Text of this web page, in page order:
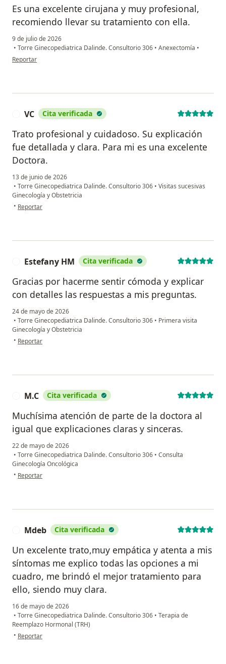
Es una excelente cirujana y muy profesional,
recomiendo llevar su tratamiento con ella.
9 de julio de 2026
• Torre Ginecopediatrica Dalinde. Consultorio 306 • Anexectomía •
en opinión del usuario Ana Rosi
Reportar
VC Cita verificada
Trato profesional y cuidadoso. Su explicación
fue detallada y clara. Para mi es una excelente
Doctora.
13 de junio de 2026
• Torre Ginecopediatrica Dalinde. Consultorio 306 • Visitas sucesivas
Ginecología y Obstetricia
• en opinión del usuario VC
Reportar
Estefany HM Cita verificada
Gracias por hacerme sentir cómoda y explicar
con detalles las respuestas a mis preguntas.
24 de mayo de 2026
• Torre Ginecopediatrica Dalinde. Consultorio 306 • Primera visita
Ginecología y Obstetricia
• en opinión del usuario Estefany HM
Reportar
M.C Cita verificada
Muchísima atención de parte de la doctora al
igual que explicaciones claras y sinceras.
22 de mayo de 2026
• Torre Ginecopediatrica Dalinde. Consultorio 306 • Consulta
Ginecología Oncológica
• en opinión del usuario M.C
Reportar
Mdeb Cita verificada
Un excelente trato,muy empática y atenta a mis
síntomas me explico todas las opciones a mi
cuadro, me brindó el mejor tratamiento para
ello, siendo muy clara.
16 de mayo de 2026
• Torre Ginecopediatrica Dalinde. Consultorio 306 • Terapia de
Reemplazo Hormonal (TRH)
• en opinión del usuario Mdeb
Reportar